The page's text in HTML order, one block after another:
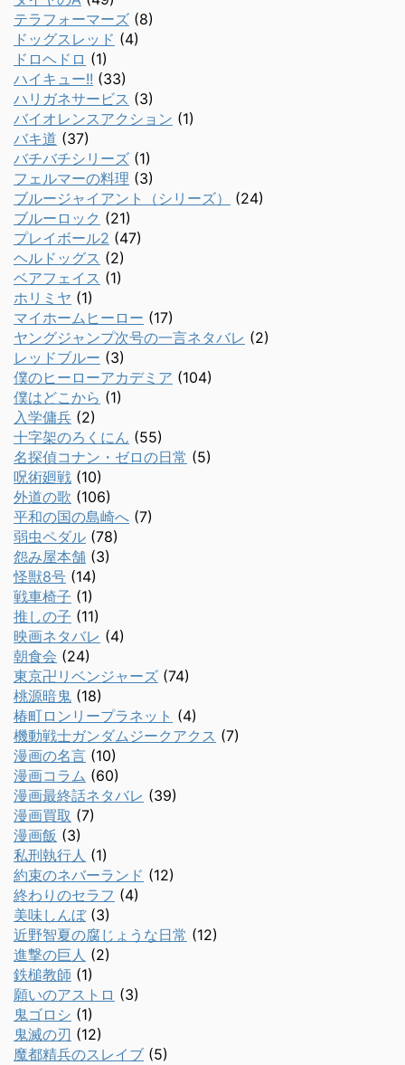
テラフォーマーズ (8)
ドッグスレッド (4)
ドロヘドロ (1)
ハイキュー!! (33)
ハリガネサービス (3)
バイオレンスアクション (1)
バキ道 (37)
バチバチシリーズ (1)
フェルマーの料理 (3)
ブルージャイアント（シリーズ）
(24)
ブルーロック (21)
プレイボール2 (47)
ヘルドッグス (2)
ベアフェイス (1)
ホリミヤ (1)
マイホームヒーロー (17)
ヤングジャンプ次号の一言ネタバレ (2)
レッドブルー (3)
僕のヒーローアカデミア (104)
僕はどこから (1)
入学傭兵 (2)
十字架のろくにん (55)
名探偵コナン・ゼロの日常 (5)
呪術廻戦 (10)
外道の歌 (106)
平和の国の島崎へ (7)
弱虫ペダル (78)
怨み屋本舗 (3)
怪獣8号 (14)
戦車椅子 (1)
推しの子 (11)
映画ネタバレ (4)
朝食会 (24)
東京卍リベンジャーズ (74)
桃源暗鬼 (18)
椿町ロンリープラネット (4)
機動戦士ガンダムジークアクス (7)
漫画の名言 (10)
漫画コラム (60)
漫画最終話ネタバレ (39)
漫画買取 (7)
漫画飯 (3)
私刑執行人 (1)
約束のネバーランド (12)
終わりのセラフ (4)
美味しんぼ(3)
近野智夏の腐じょうな日常 (12)
進撃の巨人 (2)
鉄槌教師 (1)
願いのアストロ (3)
鬼ゴロシ (1)
鬼滅の刃 (12)
魔都精兵のスレイブ (5)